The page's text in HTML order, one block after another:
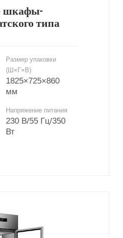
шкафы-
типа
Размер упаковки
(Ш×Г×В)
1825×725×860
мм
Напряжение питания
230 В/55 Гц/350
Вт